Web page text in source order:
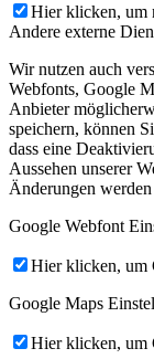
Hier klicken, um
Andere externe
Wir nutzen auch
Webfonts, Google
Anbieter
speichern, können
dass eine
Aussehen unserer
Änderungen
Google Webfont
Hier klicken, um
Google Maps
Hier klicken, um